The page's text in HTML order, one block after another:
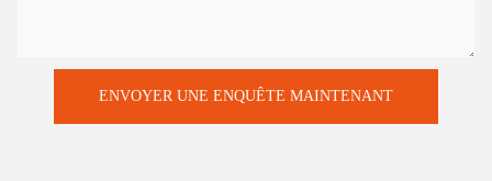
ENVOYER UNE ENQUÊTE MAINTENANT